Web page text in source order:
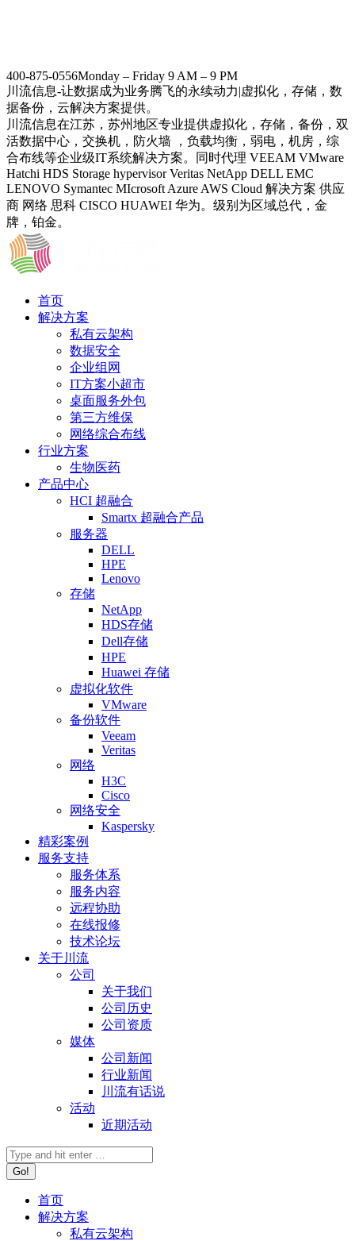
400-875-0556Monday – Friday 9 AM – 9 PM
川流信息-让数据成为业务腾飞的永续动力|虚拟化，存储，数
据备份，云解决方案提供。
川流信息在江苏，苏州地区专业提供虚拟化，存储，备份，双
活数据中心，交换机，防火墙 ，负载均衡，弱电，机房，综
合布线等企业级IT系统解决方案。同时代理 VEEAM VMware
Hatchi HDS Storage hypervisor Veritas NetApp DELL EMC
LENOVO Symantec MIcrosoft Azure AWS Cloud 解决方案 供应
商 网络 思科 CISCO HUAWEI 华为。级别为区域总代，金
牌，铂金。
首页
解决方案
私有云架构
数据安全
企业组网
IT方案小超市
桌面服务外包
第三方维保
网络综合布线
行业方案
生物医药
产品中心
HCI 超融合
Smartx 超融合产品
服务器
DELL
HPE
Lenovo
存储
NetApp
HDS存储
Dell存储
HPE
Huawei 存储
虚拟化软件
VMware
备份软件
Veeam
Veritas
网络
H3C
Cisco
网络安全
Kaspersky
精彩案例
服务支持
服务体系
服务内容
远程协助
在线报修
技术论坛
关于川流
公司
关于我们
公司历史
公司资质
媒体
公司新闻
行业新闻
川流有话说
活动
近期活动
首页
解决方案
私有云架构